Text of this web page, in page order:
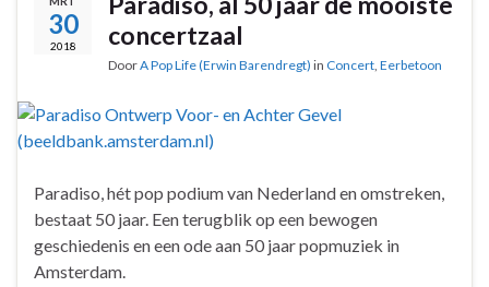
30
2018
concertzaal
DoorA Pop Life (Erwin Barendregt) in Concert, Eerbetoon
Paradiso, hét pop podium van Nederland en omstreken,
bestaat 50 jaar. Een terugblik op een bewogen
geschiedenis en een ode aan 50 jaar popmuziek in
Amsterdam.